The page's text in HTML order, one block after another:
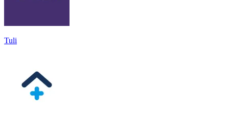
Tuli